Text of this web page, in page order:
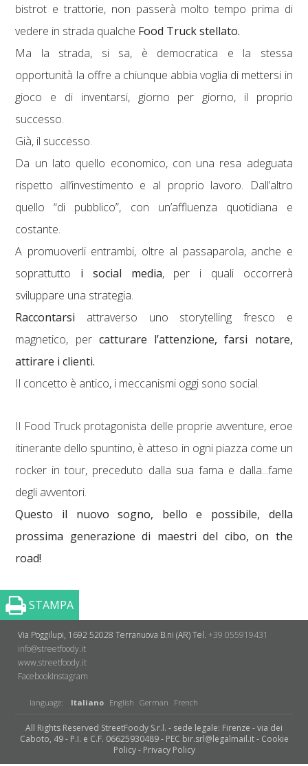
bistrot e trattorie, non passerà molto tempo prima di
vedere in strada qualche Food Truck stellato.
Ma la strada, si sa, è democratica e la stessa
opportunità la offre a chiunque abbia voglia di mettersi in
gioco e di inventarsi, giorno per giorno, il proprio
successo.
Già, il successo.
Da un lato quello economico, con una resa adeguata
rispetto all’investimento e al proprio lavoro. Dall’altro
quello “di pubblico”, con un’affluenza quotidiana e
costante.
A promuoverli entrambi, oltre al passaparola, anche e
soprattutto i social media, per i quali occorrerà
sviluppare una strategia.
Raccontarsi attraverso uno storytelling fresco e
magnetico, per catturare l’attenzione, farsi notare,
attirare i clienti.
Il concetto è antico, i meccanismi oggi sono social.
Il Food Truck protagonista delle proprie avventure, eroe
itinerante dello spuntino, è atteso in ogni piazza come un
rocker in tour, preceduto dalla sua fama e dalla...fame
degli avventori.
Questo il nuovo sogno, bello e possibile, della
prossima generazione di maestri del cibo, on the
road!
STAMPA
Via Poggilupi, 1692 52028 Terranuova B.ni (AR)Tel. +39 055919431
info@streetfoody.it
www.streetfoody.it
Facebook​Instagram
language: Italiano English German French
All Rights Reserved StreetFoody S.r.l. - sede legale: Firenze - via dei
Caboto, 49 - P.I. e C.F. 06625930489 - PEC bir.srl@legalmail.it - Cookie
Policy- Privacy Policy